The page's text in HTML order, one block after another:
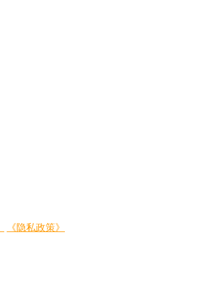
《隐私政策》